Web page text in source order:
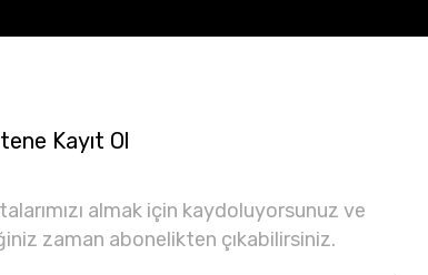
Kayıt Ol
almak için kaydoluyorsunuz ve
zaman abonelikten çıkabilirsiniz.